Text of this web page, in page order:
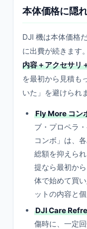
本体価格に隠
DJI 機は本体価格
に出費が続きます
内容＋アクセサリ
を最初から見積も
いた」を避けられ
Fly More コン
ブ・プロペラ
コンボ」は、
総額を抑えら
提なら最初か
体で始めて買
ットの内容と
DJI Care
傷時に、一定